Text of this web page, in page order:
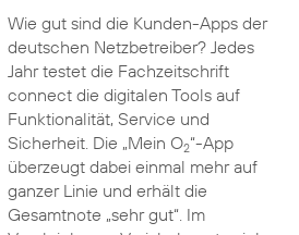
Wie gut sind die Kunden-Apps der
deutschen Netzbetreiber? Jedes
Jahr testet die Fachzeitschrift
connect die digitalen Tools auf
Funktionalität, Service und
Sicherheit. Die „Mein O2“-App
überzeugt dabei einmal mehr auf
ganzer Linie und erhält die
Gesamtnote „sehr gut“. Im